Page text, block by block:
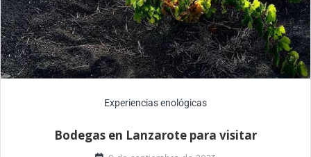
Experiencias enológicas
Bodegas en Lanzarote para visitar